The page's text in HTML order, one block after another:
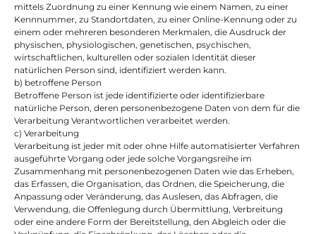
mittels Zuordnung zu einer Kennung wie einem Namen, zu einer
Kennnummer, zu Standortdaten, zu einer Online-Kennung oder zu
einem oder mehreren besonderen Merkmalen, die Ausdruck der
physischen, physiologischen, genetischen, psychischen,
wirtschaftlichen, kulturellen oder sozialen Identität dieser
natürlichen Person sind, identifiziert werden kann.
b) betroffene Person
Betroffene Person ist jede identifizierte oder identifizierbare
natürliche Person, deren personenbezogene Daten von dem für die
Verarbeitung Verantwortlichen verarbeitet werden.
c) Verarbeitung
Verarbeitung ist jeder mit oder ohne Hilfe automatisierter Verfahren
ausgeführte Vorgang oder jede solche Vorgangsreihe im
Zusammenhang mit personenbezogenen Daten wie das Erheben,
das Erfassen, die Organisation, das Ordnen, die Speicherung, die
Anpassung oder Veränderung, das Auslesen, das Abfragen, die
Verwendung, die Offenlegung durch Übermittlung, Verbreitung
oder eine andere Form der Bereitstellung, den Abgleich oder die